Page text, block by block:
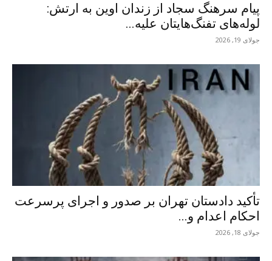
پیام سرهنگ سجاد از زندان اوین به ارتش:
لوله‌های تفنگ‌هایتان علیه...
جولای 19, 2026
تأکید دادستان تهران بر صدور و اجرای پرسرعت
احکام اعدام و...
جولای 18, 2026